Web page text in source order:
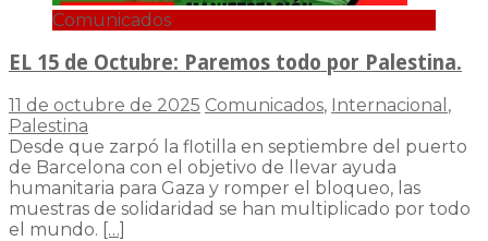
Comunicados
EL 15 de Octubre: Paremos todo por Palestina.
11 de octubre de 2025 Comunicados, Internacional ,
Palestina
Desde que zarpó la flotilla en septiembre del puerto
de Barcelona con el objetivo de llevar ayuda
humanitaria para Gaza y romper el bloqueo, las
muestras de solidaridad se han multiplicado por todo
el mundo. […]